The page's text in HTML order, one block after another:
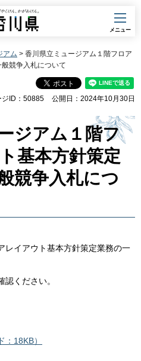
川県
メニュー
アム > 香川県立ミュージアム１階フロア
競争入札について
ジID：50885 公開日：2024年10月30日
ジアム１階フ
基本方針策定
競争入札につ
レイアウト基本方針策定業務の一
ください。
18KB）